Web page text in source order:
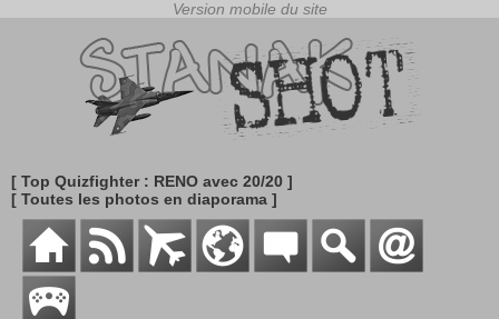
[ Top Quizfighter : RENO avec 20/20 ]
[ Toutes les photos en diaporama ]